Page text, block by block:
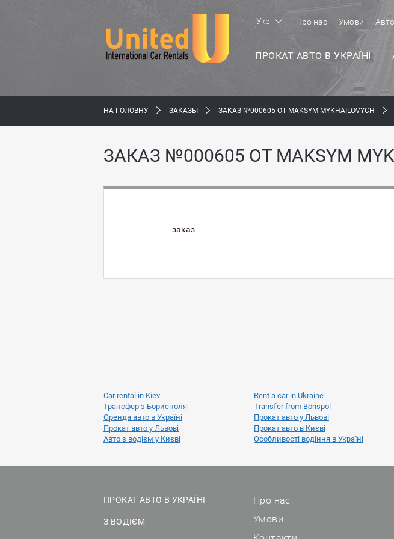
Укр
ПРОКАТ АВТО В УКРАЇНІ
Про нас Умови
НА ГОЛОВНУ ЗАКАЗЫ ЗАКАЗ №000605 ОТ MAKSYM MYKHAILOVYCH
ЗАКАЗ №000605 ОТ MAKSYM
заказ
Car rental in Kiev Rent a car in Ukraine
Трансфер з Борисполя
Transfer from Borispol
Оренда авто в Україні
Прокат авто у Львові
Прокат авто у Львові
Прокат авто в Києві
Авто з водієм у Києві
Особливості водіння в Україні
ПРОКАТ АВТО В УКРАЇНІ
З ВОДІЄМ
Про нас
Умови